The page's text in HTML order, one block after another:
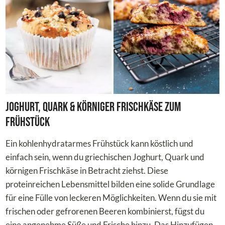
Joghurt, Quark & körniger Frischkäse zum
Frühstück
Ein kohlenhydratarmes Frühstück kann köstlich und
einfach sein, wenn du griechischen Joghurt, Quark und
körnigen Frischkäse in Betracht ziehst. Diese
proteinreichen Lebensmittel bilden eine solide Grundlage
für eine Fülle von leckeren Möglichkeiten. Wenn du sie mit
frischen oder gefrorenen Beeren kombinierst, fügst du